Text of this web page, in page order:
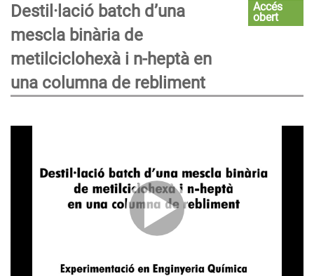
Destil·lació batch d’una
mescla binària de
metilciclohexà i n-heptà en
una columna de rebliment
Accés
obert